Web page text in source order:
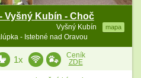
Vyšný Kubín - Choč
Vyšný Kubín mapa
- Istebné nad Oravou
1x
Ceník
ZDE